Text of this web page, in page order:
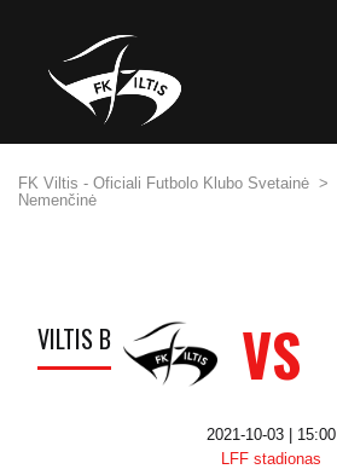
FK Viltis - Oficiali Futbolo Klubo Svetainė >
Nemenčinė
VILTIS B VS
2021-10-03 | 15:00
LFF stadionas